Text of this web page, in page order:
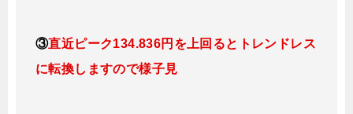
③直近ピーク134.836円を上回るとトレンドレス
に転換しますので様子見